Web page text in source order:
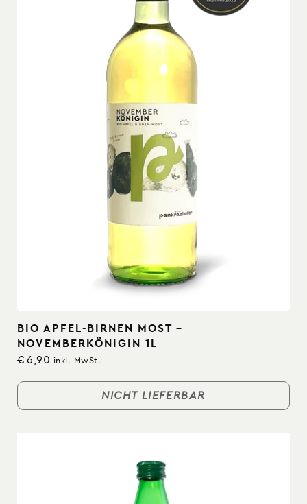
NICHT LIEFERBAR
BIO APFEL-BIRNEN MOST –
NOVEMBERKÖNIGIN 1L
€ 6,90 inkl. MwSt.